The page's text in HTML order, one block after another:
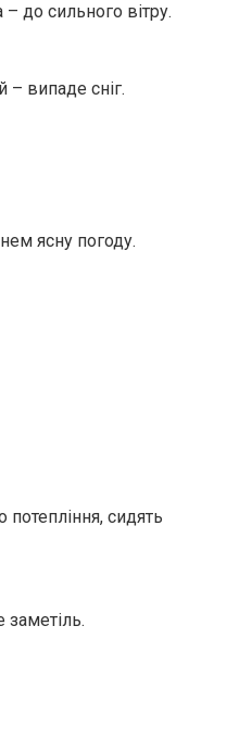
до сильного вітру.
– випаде сніг.
ясну погоду.
сидять